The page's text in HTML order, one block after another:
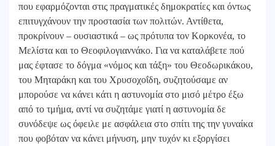
που εφαρμόζονται στις πραγματικές δημοκρατίες και όντως
επιτυγχάνουν την προστασία των πολιτών. Αντίθετα,
προκρίνουν – ουσιαστικά – ως πρότυπα τον Κορκονέα, το
Μελίστα και το Θεοφιλογιαννάκο. Για να καταλάβετε πού
μας έφτασε το δόγμα «νόμος και τάξη» του Θεοδωρικάκου,
του Μηταράκη και του Χρυσοχοΐδη, συζητούσαμε αν
μπορούσε να κάνει κάτι η αστυνομία στο μισό μέτρο έξω
από το τμήμα, αντί να συζητάμε γιατί η αστυνομία δε
συνόδεψε ως όφειλε με ασφάλεια στο σπίτι της την γυναίκα
που φοβόταν να κάνει μήνυση, μην τυχόν κι εξοργίσει